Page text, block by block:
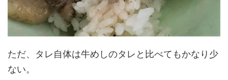
ただ、タレ自体は牛めしのタレと比べてもかなり少
ない。